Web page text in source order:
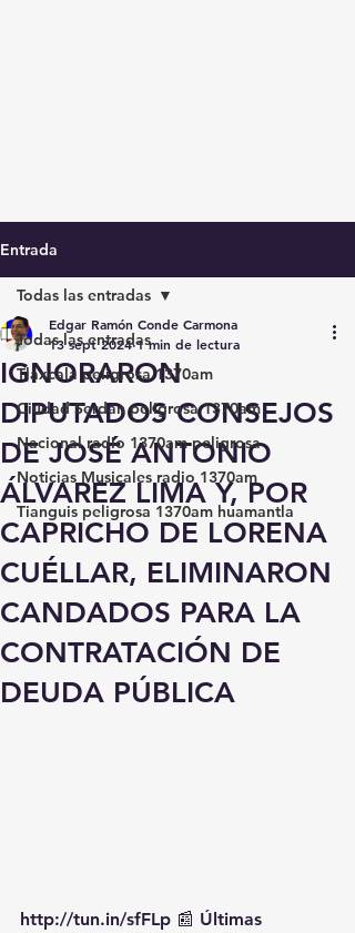
Entrada
Todas las entradas
Tlaxcala peligrosa 1370am
Ciudad Serdán peligrosa 1370am
Nacional radio 1370am peligrosa
Noticias Musicales radio 1370am
Tianguis peligrosa 1370am huamantla
Todas las entradas
IGNORARON
DIPUTADOS CONSEJOS
DE JOSÉ ANTONIO
ÁLVAREZ LIMA Y, POR
CAPRICHO DE LORENA
CUÉLLAR, ELIMINARON
CANDADOS PARA LA
CONTRATACIÓN DE
DEUDA PÚBLICA
Edgar Ramón Conde Carmona
13 sept 2024 1 min de lectura
http://tun.in/sfFLp 📰 Últimas